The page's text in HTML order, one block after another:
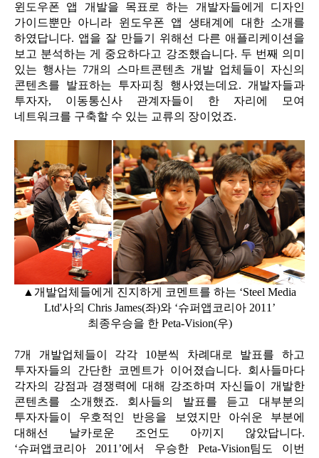
윈도우폰 앱 개발을 목표로 하는 개발자들에게 디자인
가이드뿐만 아니라 윈도우폰 앱 생태계에 대한 소개를
하였답니다. 앱을 잘 만들기 위해선 다른 애플리케이션을
보고 분석하는 게 중요하다고 강조했습니다. 두 번째 의미
있는 행사는 7개의 스마트콘텐츠 개발 업체들이 자신의
콘텐츠를 발표하는 투자피칭 행사였는데요. 개발자들과
투자자, 이동통신사 관계자들이 한 자리에 모여
네트워크를 구축할 수 있는 교류의 장이었죠.
▲개발업체들에게 진지하게 코멘트를 하는 ‘Steel Media
Ltd'사의 Chris James(좌)와 ‘슈퍼앱코리아 2011’
최종우승을 한 Peta-Vision(우)
7개 개발업체들이 각각 10분씩 차례대로 발표를 하고
투자자들의 간단한 코멘트가 이어졌습니다. 회사들마다
각자의 강점과 경쟁력에 대해 강조하며 자신들이 개발한
콘텐츠를 소개했죠. 회사들의 발표를 듣고 대부분의
투자자들이 우호적인 반응을 보였지만 아쉬운 부분에
대해선 날카로운 조언도 아끼지 않았답니다.
‘슈퍼앱코리아 2011’에서 우승한 Peta-Vision팀도 이번